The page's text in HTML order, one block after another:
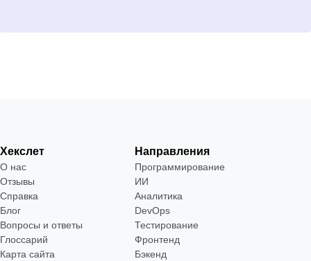
Хекслет
О нас
Отзывы
Справка
Блог
Вопросы и ответы
Глоссарий
Карта сайта
Направления
Программирование
ИИ
Аналитика
DevOps
Тестирование
Фронтенд
Бэкенд